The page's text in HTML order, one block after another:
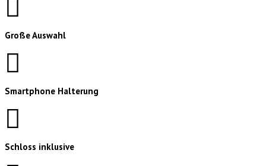
Große Auswahl
Smartphone Halterung
Schloss inklusive